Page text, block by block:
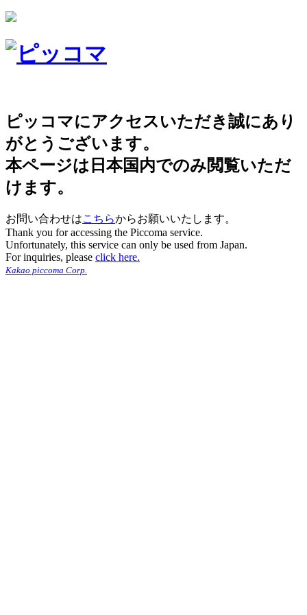
ピッコマにアクセスいただき誠にあり
がとうございます。
本ページは日本国内でのみ閲覧いただ
けます。
お問い合わせはこちらからお願いいたします。
Thank you for accessing the Piccoma service.
Unfortunately, this service can only be used from Japan.
For inquiries, please click here.
Kakao piccoma Corp.